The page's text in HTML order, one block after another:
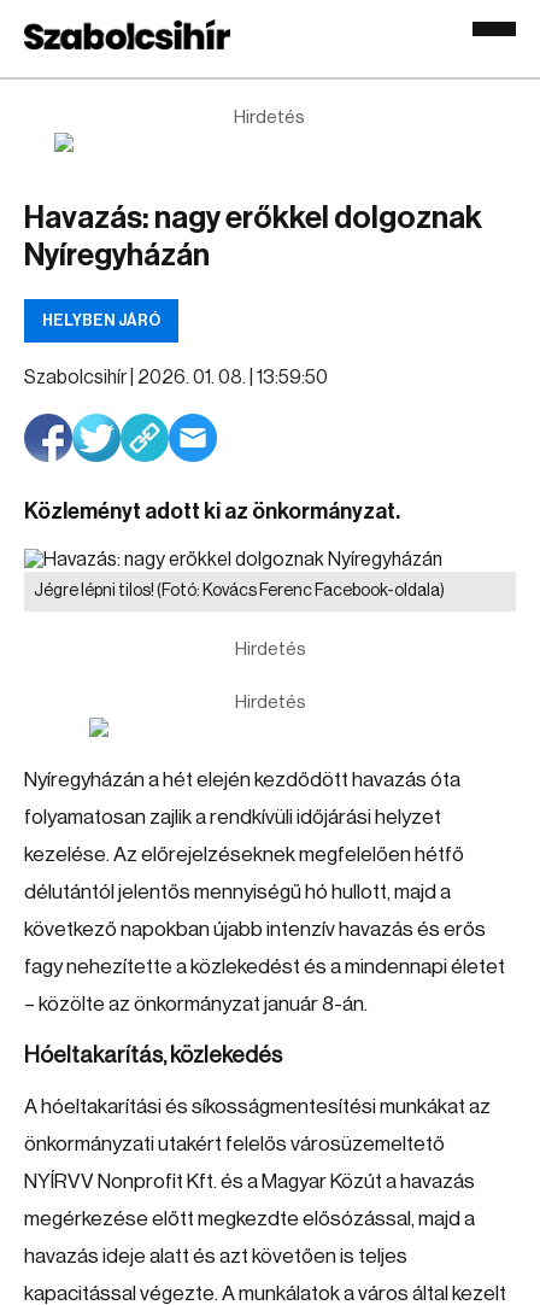
Hirdetés
Havazás: nagy erőkkel dolgoznak
Nyíregyházán
HELYBEN JÁRÓ
Szabolcsihír | 2026. 01. 08. | 13:59:50
Közleményt adott ki az önkormányzat.
Jégre lépni tilos! (Fotó: Kovács Ferenc Facebook-oldala)
Hirdetés
Hirdetés
Nyíregyházán a hét elején kezdődött havazás óta
folyamatosan zajlik a rendkívüli időjárási helyzet
kezelése. Az előrejelzéseknek megfelelően hétfő
délutántól jelentős mennyiségű hó hullott, majd a
következő napokban újabb intenzív havazás és erős
fagy nehezítette a közlekedést és a mindennapi életet
– közölte az önkormányzat január 8-án.
Hóeltakarítás, közlekedés
A hóeltakarítási és síkosságmentesítési munkákat az
önkormányzati utakért felelős városüzemeltető
NYÍRVV Nonprofit Kft. és a Magyar Közút a havazás
megérkezése előtt megkezdte elősózással, majd a
havazás ideje alatt és azt követően is teljes
kapacitással végezte. A munkálatok a város által kezelt